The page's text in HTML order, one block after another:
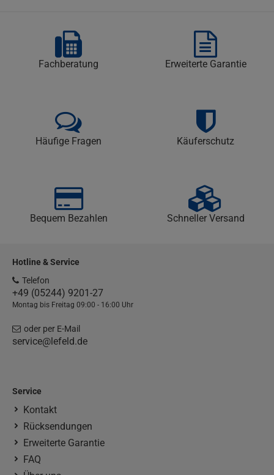
Fachberatung Erweiterte Garantie
Häufige Fragen Käuferschutz
Bequem Bezahlen Schneller Versand
Hotline & Service
Telefon
+49 (05244) 9201-27
Montag bis Freitag 09:00 - 16:00 Uhr
oder per E-Mail
service@lefeld.de
Service
Kontakt
Rücksendungen
Erweiterte Garantie
FAQ